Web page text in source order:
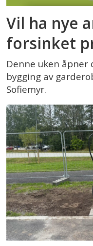
Vil ha nye
forsinket
Denne uken
bygging av
Sofiemyr.